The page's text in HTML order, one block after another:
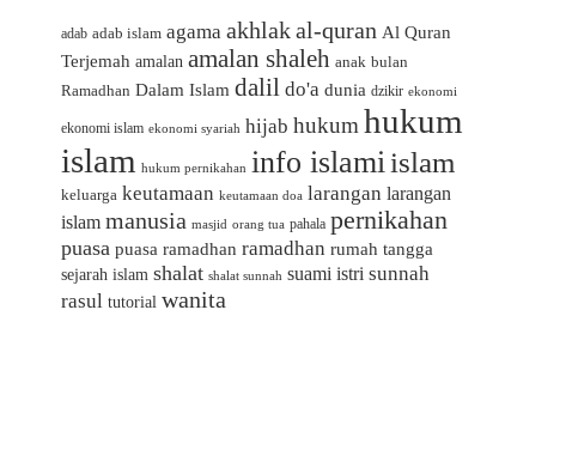
adab adab islam agama akhlakal-quran Al Quran
Terjemah amalan amalan shaleh anak bulan
Ramadhan Dalam Islam dalil do'a dunia dzikir ekonomi
ekonomi islam ekonomi syariah hijab hukum hukum
islam hukum pernikahan info islamiislam
keluarga keutamaan keutamaan doa larangan larangan
islam manusia masjid orang tua pahala pernikahan
puasa puasa ramadhan ramadhan rumah tangga
sejarah islam shalat shalat sunnah suami istri sunnah
rasul tutorial wanita